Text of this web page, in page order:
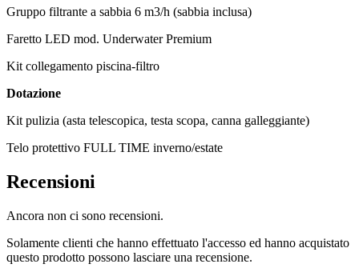
Gruppo filtrante a sabbia 6 m3/h (sabbia inclusa)
Faretto LED mod. Underwater Premium
Kit collegamento piscina-filtro
Dotazione
Kit pulizia (asta telescopica, testa scopa, canna galleggiante)
Telo protettivo FULL TIME inverno/estate
Recensioni
Ancora non ci sono recensioni.
Solamente clienti che hanno effettuato l'accesso ed hanno acquistato
questo prodotto possono lasciare una recensione.